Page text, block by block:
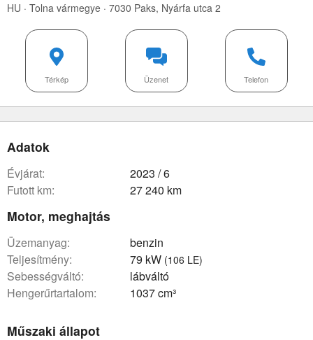
HU · Tolna vármegye · 7030 Paks, Nyárfa utca 2
Telefon
Üzenet
Térkép
Adatok
évjárat:
2023 / 6
futott km:
27 240 km
Motor, meghajtás
üzemanyag:
benzin
teljesítmény:
79 kW (106 LE)
sebességváltó:
lábváltó
hengerűrtartalom:
1037 cm³
Műszaki állapot